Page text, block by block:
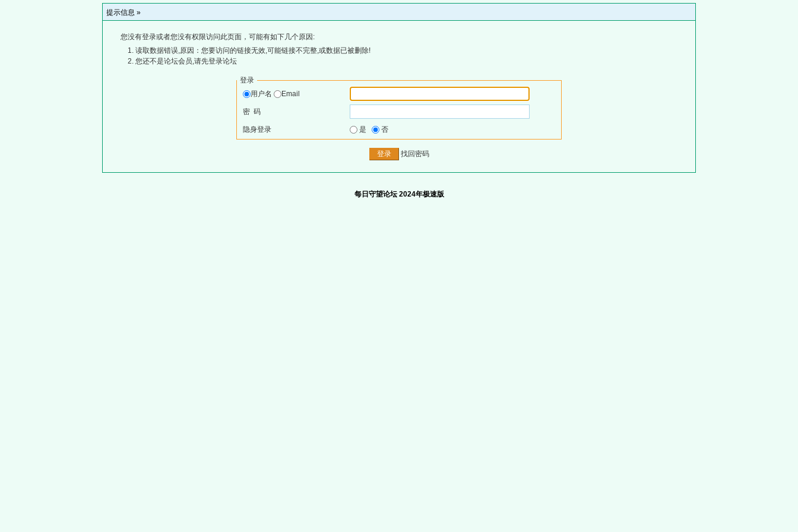
提示信息 »
您没有登录或者您没有权限访问此页面，可能有如下几个原因:
读取数据错误,原因：您要访问的链接无效,可能链接不完整,或数据已被删除!
您还不是论坛会员,请先登录论坛
登录
用户名
Email
密 码
隐身登录 是 否
找回密码
每日守望论坛 2024年极速版